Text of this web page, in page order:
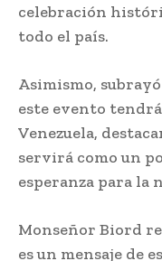
celebración
todo el país.
Asimismo,
este evento
Venezuela,
servirá como un
esperanza para la
Monseñor Biord
es un mensaje de